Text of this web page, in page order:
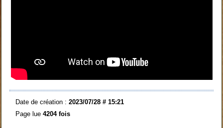
Date de création : 2023/07/28 # 15:21
Page lue 4204 fois